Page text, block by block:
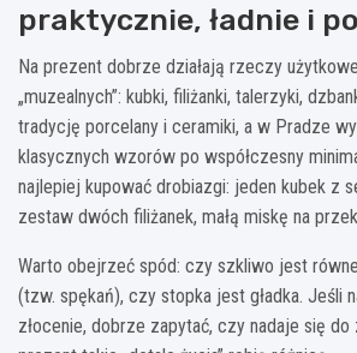
praktycznie, ładnie i
Na prezent dobrze działają rzeczy
„muzealnych”: kubki, filiżanki, talerzyki,
tradycję porcelany i ceramiki, a w Pradze
klasycznych wzorów po współczesny
najlepiej kupować drobiazgi: jeden kubek z
zestaw dwóch filiżanek, małą miskę na
Warto obejrzeć spód: czy szkliwo jest
(tzw. spękań), czy stopka jest gładka. Jeśli
złocenie, dobrze zapytać, czy nadaje się do